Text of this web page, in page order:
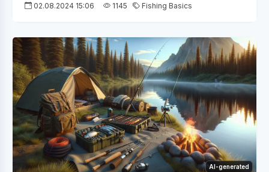
02.08.2024 15:06 1145 Fishing Basics
AI-generated